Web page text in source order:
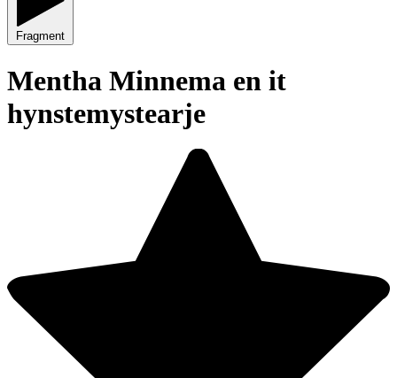
Fragment
Mentha Minnema en it
hynstemystearje